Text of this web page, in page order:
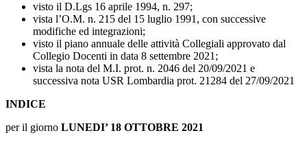
visto il D.Lgs 16 aprile 1994, n. 297;
vista l’O.M. n. 215 del 15 luglio 1991, con successive
modifiche ed integrazioni;
visto il piano annuale delle attività Collegiali approvato dal
Collegio Docenti in data 8 settembre 2021;
vista la nota del M.I. prot. n. 2046 del 20/09/2021 e
successiva nota USR Lombardia prot. 21284 del 27/09/2021
INDICE
per il giorno LUNEDI’ 18 OTTOBRE 2021